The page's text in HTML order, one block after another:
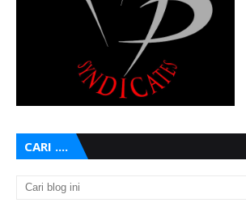
CARI ....